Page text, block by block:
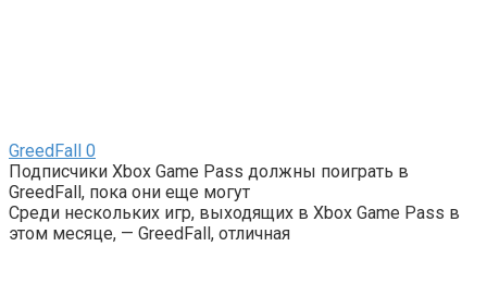
GreedFall 0
Подписчики Xbox Game Pass должны поиграть в
GreedFall, пока они еще могут
Среди нескольких игр, выходящих в Xbox Game Pass в
этом месяце, — GreedFall, отличная